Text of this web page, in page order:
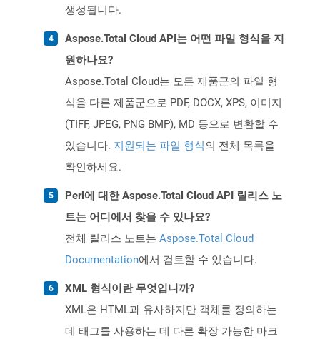
생성됩니다.
Aspose.Total Cloud API는 어떤 파일 형식을 지
원하나요?
Aspose.Total Cloud는 모든 제품군의 파일 형
식을 다른 제품군으로 PDF, DOCX, XPS, 이미지
(TIFF, JPEG, PNG BMP), MD 등으로 변환할 수
있습니다. 지원되는 파일 형식의 전체 목록을
확인하세요.
Perl에 대한 Aspose.Total Cloud API 릴리스 노
트는 어디에서 찾을 수 있나요?
전체 릴리스 노트는 Aspose.Total Cloud
Documentation에서 검토할 수 있습니다.
XML 형식이란 무엇입니까?
XML은 HTML과 유사하지만 객체를 정의하는
데 태그를 사용하는 데 다른 확장 가능한 마크